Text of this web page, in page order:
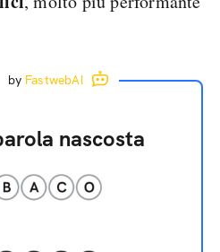
by FastwebAI
nascosta